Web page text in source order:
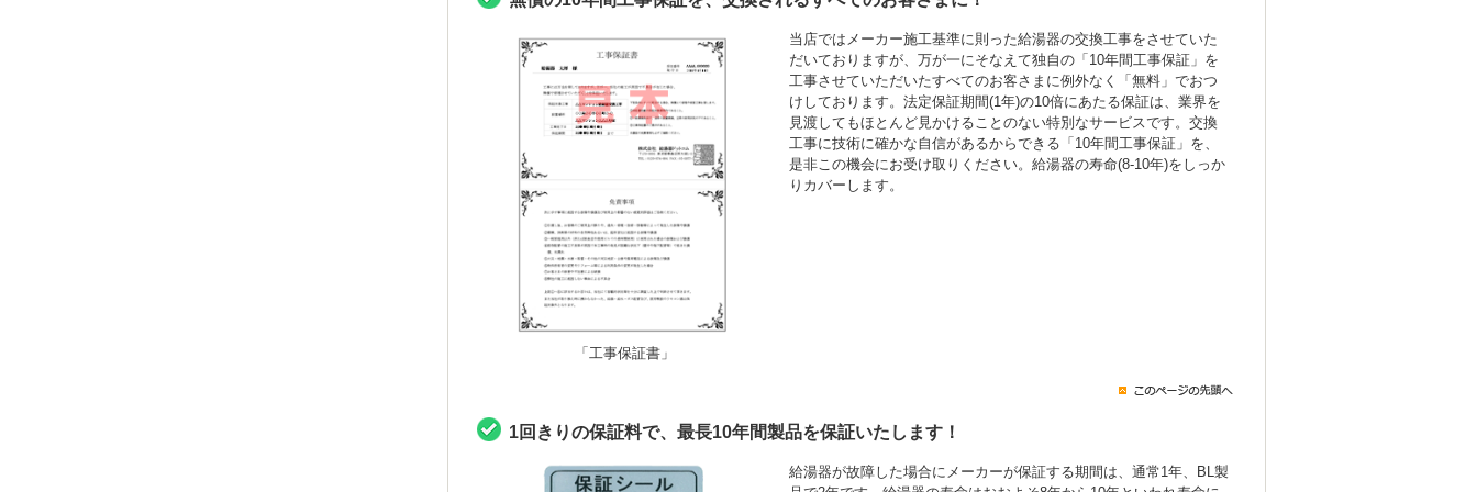
「工事保証書」
当店ではメーカー施工基準に則った給湯器の交換工事をさせていた
だいておりますが、万が一にそなえて独自の「10年間工事保証」を
工事させていただいたすべてのお客さまに例外なく「無料」でおつ
けしております。法定保証期間(1年)の10倍にあたる保証は、業界を
見渡してもほとんど見かけることのない特別なサービスです。交換
工事に技術に確かな自信があるからできる「10年間工事保証」を、
是非この機会にお受け取りください。給湯器の寿命(8-10年)をしっか
りカバーします。
1回きりの保証料で、最長10年間製品を保証いたします！
給湯器が故障した場合にメーカーが保証する期間は、通常1年、BL製